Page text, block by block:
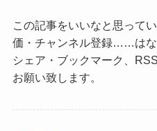
この記事をいいなと思って
価・チャンネル登録……は
シェア・ブックマーク、
お願い致します。